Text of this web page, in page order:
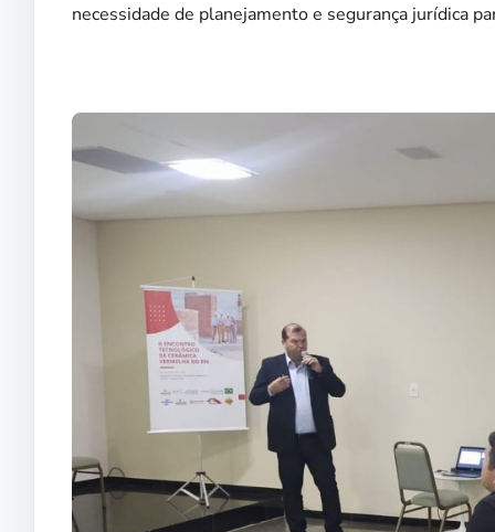
necessidade de planejamento e segurança jurídica